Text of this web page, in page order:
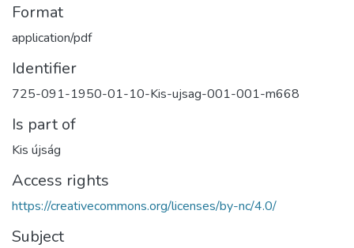
Format
application/pdf
Identifier
725-091-1950-01-10-Kis-ujsag-001-001-m668
Is part of
Kis újság
Access rights
https://creativecommons.org/licenses/by-nc/4.0/
Subject